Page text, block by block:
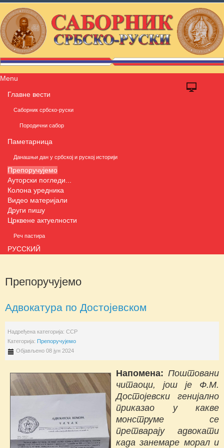
Menu
Главне вести
Саборник србско-руски
Породични сабор
Паметарница
Данашњи дан у србској и руској историји
Препоручујемо
Ауторски погледи...
Колона уредника
Видео материјали
Други пишу
Црквене актуелности
Реч пастира
РУССКИЙ
Препоручујемо
Адвокатура по Достојевском
Надређена категорија: ССР
Категорија: Препоручујемо
Објављено 08 јун 2024
Напомена: Поштовани
читаоци, још је Ф.М.
Достојевски генијално
приказао у какве
монструме се
претварају адвокати
када занемаре морал и